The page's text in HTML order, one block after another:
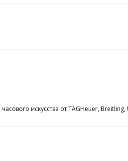
искусства от TAGHeuer,